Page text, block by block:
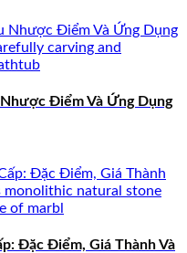
Điểm Và Ứng Dụng
Đặc Điểm, Giá Thành Và